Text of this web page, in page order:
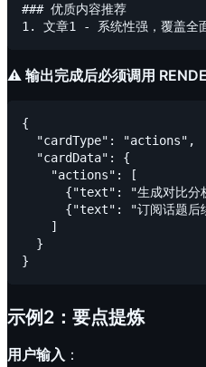
### 优质内容推荐
⚠️ 输出完成后必须调用
{
  "cardType": "actions",
  "cardData": {
    "actions": [
{"text": "生成对比分
{"text": "订阅话题后
    ]
  }
示例2：要点提炼
用户输入 ：